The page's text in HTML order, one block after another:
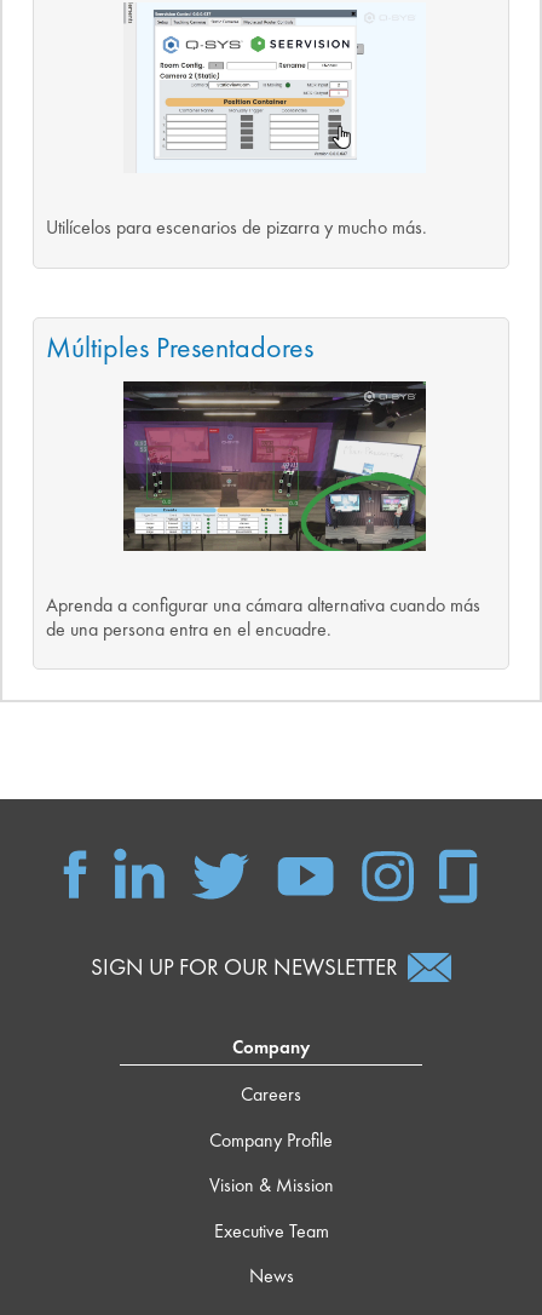
Utilícelos para escenarios de pizarra y mucho más.
Múltiples Presentadores
Aprenda a configurar una cámara alternativa cuando más
de una persona entra en el encuadre.
SIGN UP FOR OUR NEWSLETTER
Company
Careers
Company Profile
Vision & Mission
Executive Team
News